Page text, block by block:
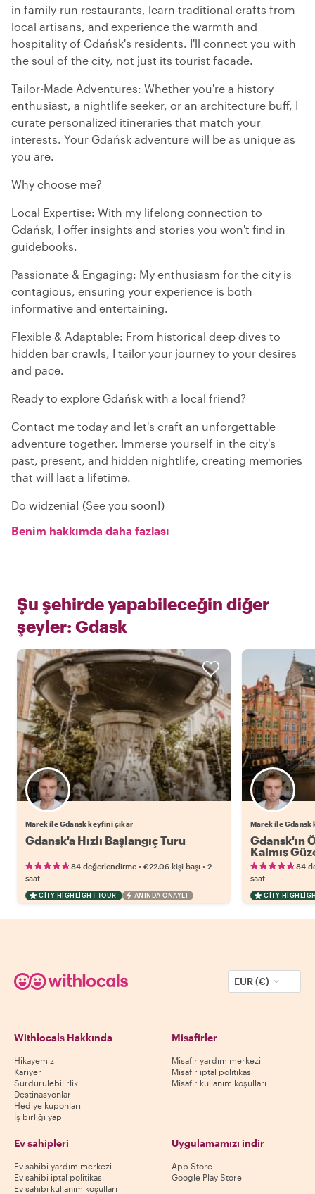
in family-run restaurants, learn traditional crafts from
local artisans, and experience the warmth and
hospitality of Gdańsk's residents. I'll connect you with
the soul of the city, not just its tourist facade.
Tailor-Made Adventures: Whether you're a history
enthusiast, a nightlife seeker, or an architecture buff, I
curate personalized itineraries that match your
interests. Your Gdańsk adventure will be as unique as
you are.
Why choose me?
Local Expertise: With my lifelong connection to
Gdańsk, I offer insights and stories you won't find in
guidebooks.
Passionate & Engaging: My enthusiasm for the city is
contagious, ensuring your experience is both
informative and entertaining.
Flexible & Adaptable: From historical deep dives to
hidden bar crawls, I tailor your journey to your desires
and pace.
Ready to explore Gdańsk with a local friend?
Contact me today and let's craft an unforgettable
adventure together. Immerse yourself in the city's
past, present, and hidden nightlife, creating memories
that will last a lifetime.
Do widzenia! (See you soon!)
Benim hakkımda daha fazlası
Şu şehirde yapabileceğin diğer
şeyler: Gdask
Marek ile Gdansk keyfini çıkar
Gdansk'a Hızlı Başlangıç Turu
84 değerlendirme • €22.06 kişi başı • 2
saat
CITY HIGHLIGHT TOUR ANINDA ONAYLI
Marek ile Gdansk
Gdansk'ın
Kalmış
84
saat
CITY
EUR (€)
Withlocals Hakkında
Hikayemiz
Kariyer
Sürdürülebilirlik
Destinasyonlar
Hediye kuponları
İş birliği yap
Misafirler
Misafir yardım merkezi
Misafir iptal politikası
Misafir kullanım koşulları
Ev sahipleri
Ev sahibi yardım merkezi
Ev sahibi iptal politikası
Ev sahibi kullanım koşulları
Uygulamamızı indir
App Store
Google Play Store